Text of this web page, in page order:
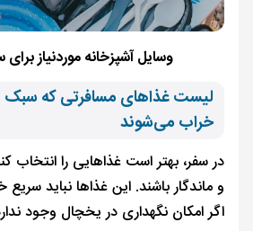
وسایل آشپزخانه موردنیاز
لیست غذاهای مسافرتی که سبک
خراب می‌شوند
در سفر، بهتر است غذاهایی را انتخاب
و ماندگار باشند. این غذاها نباید
اگر امکان نگهداری در یخچال وجود